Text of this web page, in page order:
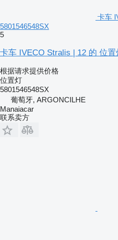
卡车
5801546548SX
5
卡车 IVECO Stralis | 12 的 位置
根据请求提供价格
位置灯
5801546548SX
葡萄牙, ARGONCILHE
Manaiacar
联系卖方